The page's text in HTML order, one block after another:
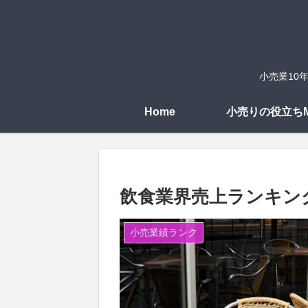
小売業10
Home 小売りの役立ち
飲食業界売上ランキン
小売業績ランク